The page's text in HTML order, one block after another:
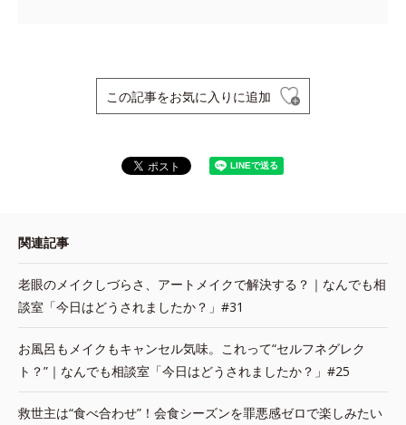
この記事をお気に入りに追加
関連記事
老眼のメイクしづらさ、アートメイクで解決する？｜なんでも相
談室「今日はどうされましたか？」#31
お風呂もメイクもキャンセル気味。これって“セルフネグレク
ト？”｜なんでも相談室「今日はどうされましたか？」#25
救世主は“食べ合わせ”！会食シーズンを罪悪感ゼロで楽しみたい